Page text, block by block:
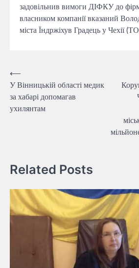
задовільнив вимоги ДІФКУ до
власником компанії вказаний
міста Їндржіхув Градець у Чехії
Навігація
записів
⟵
У Вінницькій області медик
за хабарі допомагав
ухилянтам
Related Posts